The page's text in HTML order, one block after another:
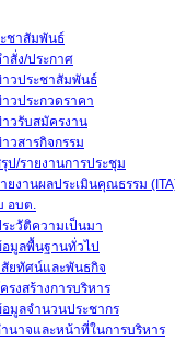
ชาสัมพันธ์
สั่ง/ประกาศ
วประชาสัมพันธ์
วประกวดราคา
วรับสมัครงาน
วสารกิจกรรม
ป/รายงานการประชุม
ยงานผลประเมินคุณธรรม
อบต.
ะวัติความเป็นมา
มูลพื้นฐานทั่วไป
ยทัศน์และพันธกิจ
รงสร้างการบริหาร
มูลจำนวนประชากร
ำนาจและหน้าที่ในการบริหาร